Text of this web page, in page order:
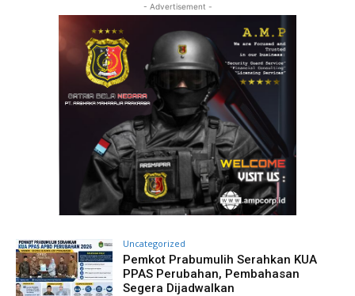
- Advertisement -
Uncategorized
Pemkot Prabumulih Serahkan KUA
PPAS Perubahan, Pembahasan
Segera Dijadwalkan